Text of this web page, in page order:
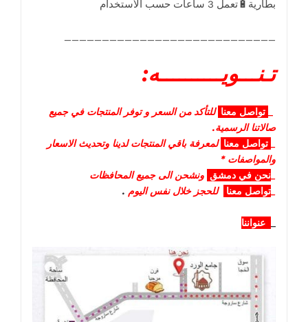
____________________________
تـنـــويــــــــــه:
تواصل معنا للتأكد من السعر و توفر المنتجات في جميع
صالاتنا الرسمية.
تواصل معنا لمعرفة باقي المنتجات لدينا وتحديث الاسعار
والمواصفات *
نحن في دمشق ونشحن الى جميع المحافظات
تواصل معنا للحجز خلال نفس اليوم .
عنواننا